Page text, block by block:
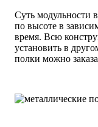
Суть модульности
по высоте в
время. Всю
установить в
полки можно